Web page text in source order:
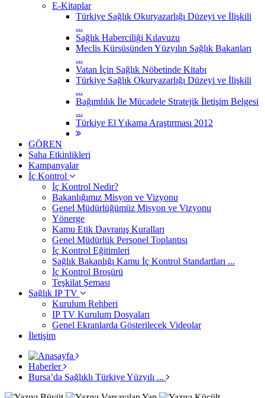
E-Kitaplar
Türkiye Sağlık Okuryazarlığı Düzeyi ve İlişkili
...
Sağlık Haberciliği Kılavuzu
Meclis Kürsüsünden Yüzyılın Sağlık Bakanları
...
Vatan İçin Sağlık Nöbetinde Kitabı
Türkiye Sağlık Okuryazarlığı Düzeyi ve İlişkili
...
Bağımlılık İle Mücadele Stratejik İletişim Belgesi
...
Türkiye El Yıkama Araştırması 2012
GÖREN
Saha Etkinlikleri
Kampanyalar
İç Kontrol
İç Kontrol Nedir?
Bakanlığımız Misyon ve Vizyonu
Genel Müdürlüğümüz Misyon ve Vizyonu
Yönerge
Kamu Etik Davranış Kuralları
Genel Müdürlük Personel Toplantısı
İç Kontrol Eğitimleri
Sağlık Bakanlığı Kamu İç Kontrol Standartları ...
İç Kontrol Broşürü
Teşkilat Şeması
Sağlık IP TV
Kurulum Rehberi
IP TV Kurulum Dosyaları
Genel Ekranlarda Gösterilecek Videolar
İletişim
Haberler
Bursa’da Sağlıklı Türkiye Yüzyılı ...